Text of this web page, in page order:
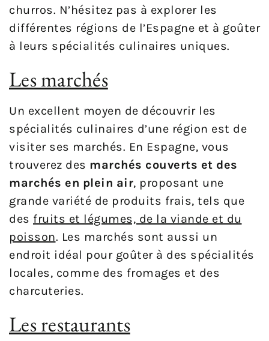
churros. N’hésitez pas à explorer les
différentes régions de l’Espagne et à goûter
à leurs spécialités culinaires uniques.
Les marchés
Un excellent moyen de découvrir les
spécialités culinaires d’une région est de
visiter ses marchés. En Espagne, vous
trouverez des marchés couverts et des
marchés en plein air, proposant une
grande variété de produits frais, tels que
des fruits et légumes, de la viande et du
poisson. Les marchés sont aussi un
endroit idéal pour goûter à des spécialités
locales, comme des fromages et des
charcuteries.
Les restaurants